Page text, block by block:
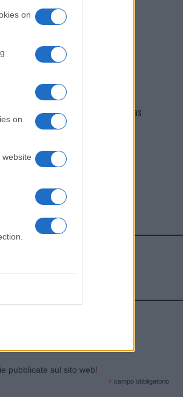
on
on
I nostri cari
I nostri cari
Giovannimaria Cabras
pubblicate sul sito web!
* campo obbligatorio